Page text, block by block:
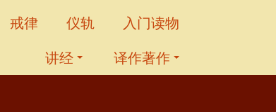
戒律 仪轨
入门读物
讲经
译作著作